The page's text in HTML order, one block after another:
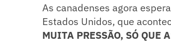
As canadenses agora
Estados Unidos, que
MUITA PRESSÃO, SÓ QUE